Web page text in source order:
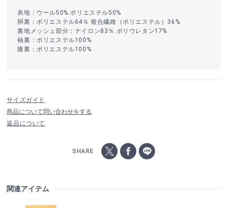
表地：ウール50% ポリエステル50%
胴裏：ポリエステル64％ 複合繊維（ポリエステル）36%
裏地メッシュ部分：ナイロン83％ ポリウレタン17%
袖裏：ポリエステル100%
膝裏：ポリエステル100%
サイズガイド
商品について問い合わせをする
返品について
SHARE
関連アイテム